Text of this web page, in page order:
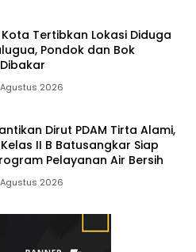
Tertibkan Lokasi Diduga
Pondok dan Bok
2026
Dirut PDAM Tirta Alami,
II B Batusangkar Siap
Pelayanan Air Bersih
2026